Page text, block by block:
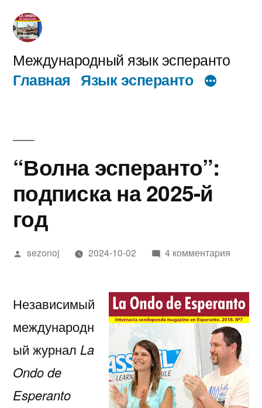
Перейти
содержимому
Международный язык эсперанто
Главная Язык эсперанто
“Волна эсперанто”:
подписка на 2025-й
год
Написано
sezonoj 2024-10-02 4 комментария
на
2025-
й
год
Независимый
международн
ый журнал La
Ondo de
Esperanto